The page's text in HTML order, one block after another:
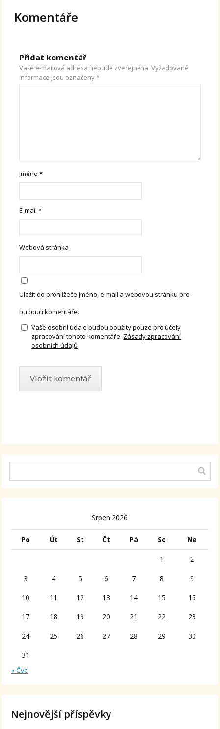
Komentáře
Přidat komentář
Vaše e-mailová adresa nebude zveřejněna. Vyžadované
informace jsou označeny*
Jméno*
E-mail*
Webová stránka
Uložit do prohlížeče jméno, e-mail a webovou stránku pro
budoucí komentáře.
Vaše osobní údaje budou použity pouze pro účely
zpracování tohoto komentáře. Zásady zpracování
osobních údajů
Srpen 2026
Po Út St Čt Pá So Ne
1 2
3 4 5 6 7 8 9
10 11 12 13 14 15 16
17 18 19 20 21 22 23
24 25 26 27 28 29 30
31
« Čvc
Nejnovější příspěvky